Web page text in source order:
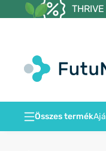
Összes termék